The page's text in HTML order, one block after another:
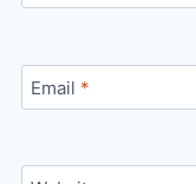
Email *